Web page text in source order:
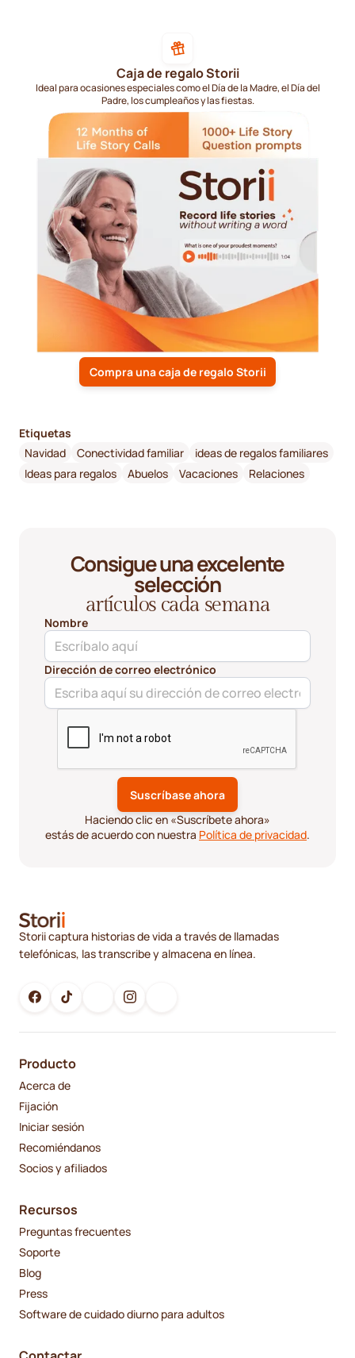
Caja de regalo Storii
Ideal para ocasiones especiales como el Día de la Madre, el Día del
Padre, los cumpleaños y las fiestas.
Compra una caja de regalo Storii
Etiquetas
Navidad
Conectividad familiar
ideas de regalos familiares
Ideas para regalos
Abuelos Vacaciones Relaciones
Consigue una excelente
selección
artículos cada semana
Nombre
Dirección de correo electrónico
Haciendo clic en «Suscríbete ahora»
estás de acuerdo con nuestra Política de privacidad.
Storii captura historias de vida a través de llamadas
telefónicas, las transcribe y almacena en línea.
Producto
Acerca de
Fijación
Iniciar sesión
Recomiéndanos
Socios y afiliados
Recursos
Preguntas frecuentes
Soporte
Blog
Press
Software de cuidado diurno para adultos